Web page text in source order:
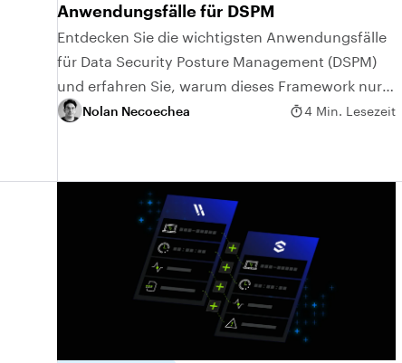
Anwendungsfälle für DSPM
Entdecken Sie die wichtigsten Anwendungsfälle
für Data Security Posture Management (DSPM)
und erfahren Sie, warum dieses Framework nur
ein Teil eines ganzheitlichen
Nolan Necoechea 4 Min. Lesezeit